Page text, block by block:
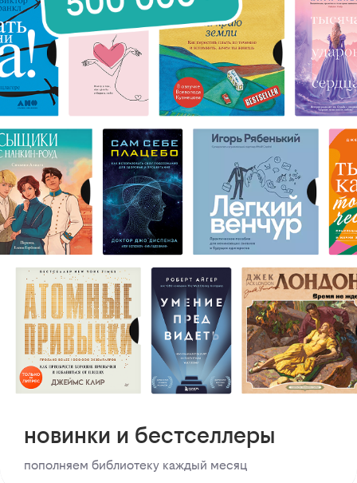
новинки и бестселлеры
пополняем библиотеку каждый месяц